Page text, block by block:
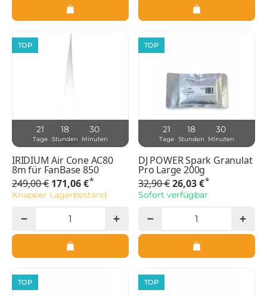
21
Tage
18
Stunden
30
Minuten
TOP
IRIDIUM Air Cone AC80
8m für FanBase 850
249,00 € 171,06 €*
Knapper Lagerbestand
21
Tage
18
Stunden
30
Minuten
TOP
DJ POWER Spark Granulat
Pro Large 200g
32,90 €26,03 €*
Sofort verfügbar
TOP TOP